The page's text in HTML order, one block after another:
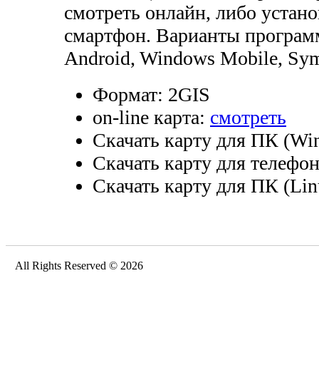
смотреть онлайн, либо
смартфон. Варианты
Android, Windows Mobile,
Формат: 2GIS
on-line карта: смотреть
Скачать карту для ПК
Скачать карту для
Скачать карту для ПК
All Rights Reserved © 2026